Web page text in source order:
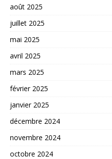
août 2025
juillet 2025
mai 2025
avril 2025
mars 2025
février 2025
janvier 2025
décembre 2024
novembre 2024
octobre 2024